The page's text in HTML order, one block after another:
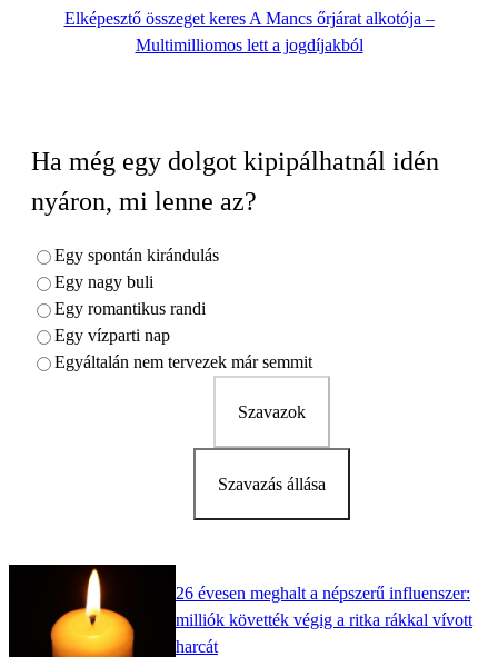
Elképesztő összeget keres A Mancs őrjárat alkotója –
Multimilliomos lett a jogdíjakból
Ha még egy dolgot kipipálhatnál idén
nyáron, mi lenne az?
Egy spontán kirándulás
Egy nagy buli
Egy romantikus randi
Egy vízparti nap
Egyáltalán nem tervezek már semmit
Szavazok
Szavazás állása
26 évesen meghalt a népszerű influenszer:
milliók követték végig a ritka rákkal vívott
harcát